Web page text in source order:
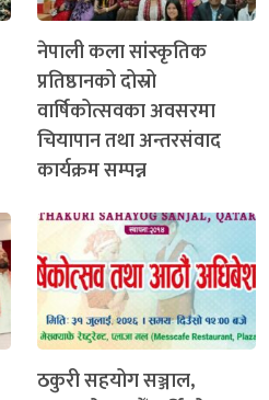
नेपाली कला सांस्कृतिक
प्रतिष्ठानको दोस्रो
वार्षिकोत्सवका अवसरमा
चियापान तथा अन्तरसंवाद
कार्यक्रम सम्पन्न
ठकुरी सहयोग सञ्जाल,